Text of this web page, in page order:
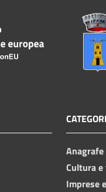
Cultura
Imprese